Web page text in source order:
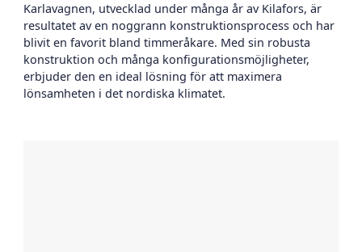
Karlavagnen, utvecklad under många år av Kilafors, är
resultatet av en noggrann konstruktionsprocess och har
blivit en favorit bland timmeråkare. Med sin robusta
konstruktion och många konfigurationsmöjligheter,
erbjuder den en ideal lösning för att maximera
lönsamheten i det nordiska klimatet.